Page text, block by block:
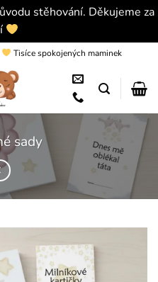
stěhování. Děkujeme za
Tisíce spokojených maminek
sady